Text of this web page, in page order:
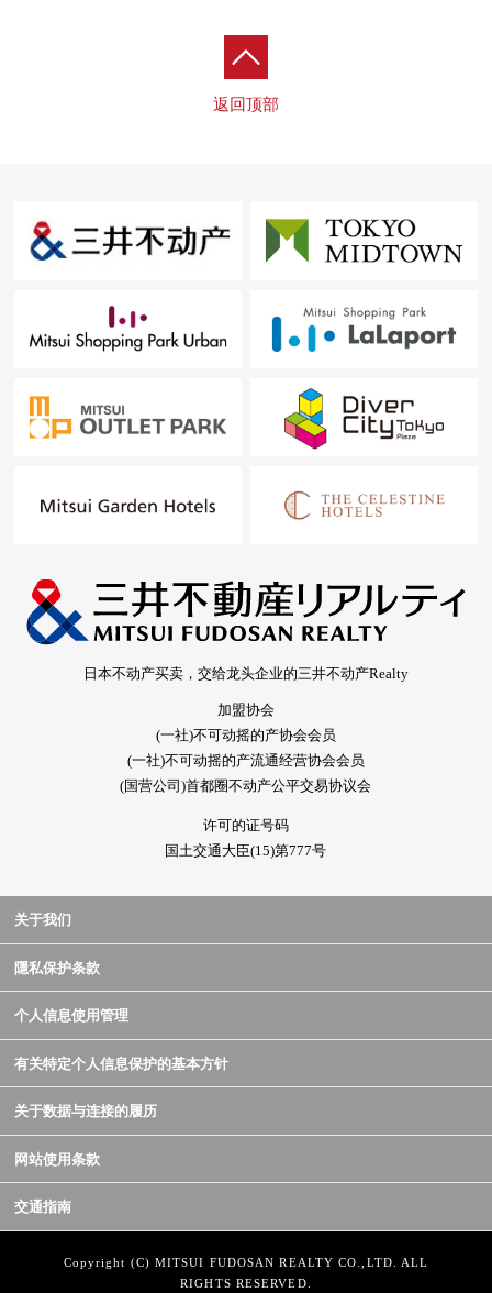
返回顶部
日本不动产买卖，交给龙头企业的三井不动产Realty
加盟协会
(一社)不可动摇的产协会会员
(一社)不可动摇的产流通经营协会会员
(国营公司)首都圈不动产公平交易协议会
许可的证号码
国土交通大臣(15)第777号
关于我们
隱私保护条款
个人信息使用管理
有关特定个人信息保护的基本方针
关于数据与连接的履历
网站使用条款
交通指南
Copyright (C) MITSUI FUDOSAN REALTY CO.,LTD. ALL
RIGHTS RESERVED.